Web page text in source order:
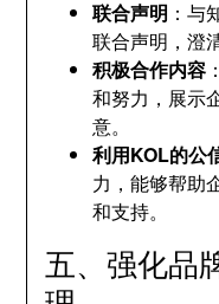
联合声明 ：与
联合声明，澄
积极合作内容
和努力，展示
意。
利用KOL的公
力，能够帮助
和支持。
五、强化品